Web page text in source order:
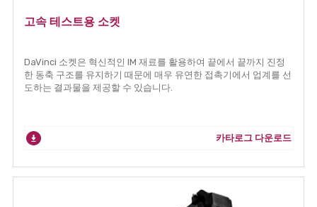
고속 테스트용 소켓
DaVinci 소켓은 혁신적인 IM 재료를 활용하여 끝에서 끝까지 진정
한 동축 구조를 유지하기 때문에 매우 유연한 접촉기에서 업계를 선
도하는 결과물을 제공할 수 있습니다.
카타로그 다운로드